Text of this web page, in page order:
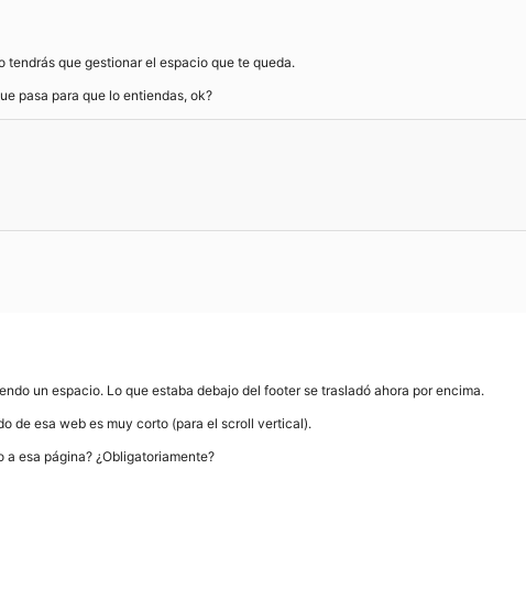
tendrás que gestionar el espacio que te queda.
pasa para que lo entiendas, ok?
un espacio. Lo que estaba debajo del footer se trasladó ahora por encima.
de esa web es muy corto (para el scroll vertical).
a esa página? ¿Obligatoriamente?